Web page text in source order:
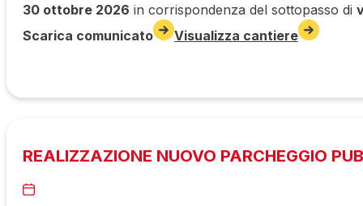
30 ottobre 2026 in corrispondenza del sottopasso di
Scarica comunicato
Visualizza cantiere
REALIZZAZIONE NUOVO PARCHEGGIO